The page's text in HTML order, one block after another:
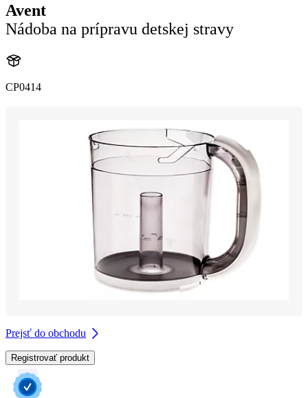
Avent
Nádoba na prípravu detskej stravy
CP0414
Prejsť do obchodu
Registrovať produkt